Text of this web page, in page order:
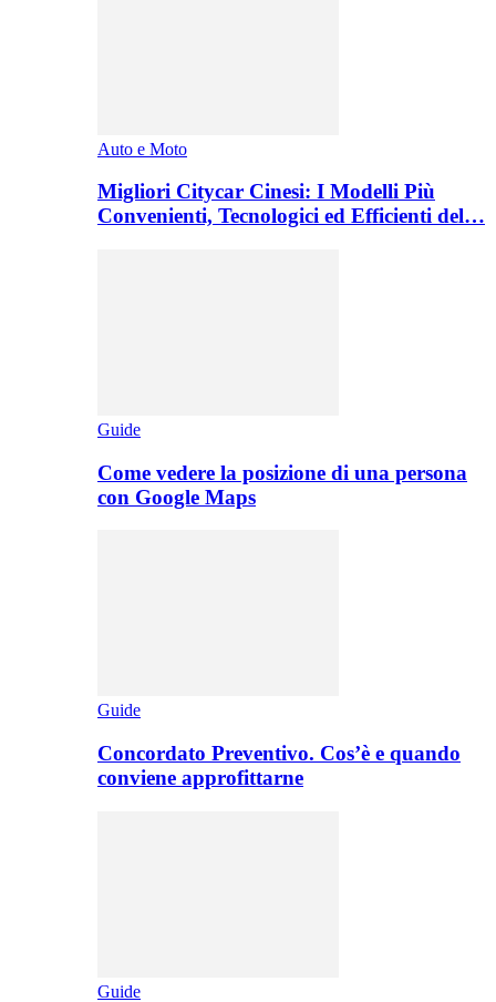
Auto e Moto
Migliori Citycar Cinesi: I Modelli Più
Convenienti, Tecnologici ed Efficienti del…
Guide
Come vedere la posizione di una persona
con Google Maps
Guide
Concordato Preventivo. Cos’è e quando
conviene approfittarne
Guide